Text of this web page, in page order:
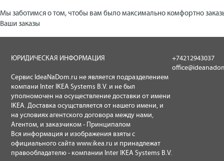
Мы заботимся о том, чтобы вам было максимально комфортно
Ваши заказы
ЮРИДИЧЕСКАЯ ИНФОРМАЦИЯ
Сервис IdeaNaDom.ru не является подразделением
компани Inter IKEA Systems B.V. и не был
уполномочен на осуществление доставки от имени
IKEA. Доставка осущствляется от нашего имени, и
на условиях агентского договора между нами,
Агентом, и заказчиком - Принципалом
Вся информация и изображения взяты с
официального сайта www.ikea.ru и принадлежат
правообладателю - компании Inter IKEA Systems B.V.
+74212943037